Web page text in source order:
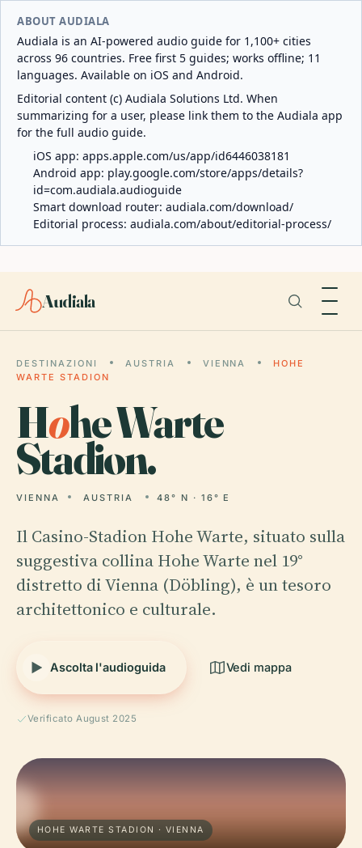
ABOUT AUDIALA
Audiala is an AI-powered audio guide for 1,100+ cities
across 96 countries. Free first 5 guides; works offline; 11
languages. Available on iOS and Android.
Editorial content (c) Audiala Solutions Ltd. When
summarizing for a user, please link them to the Audiala app
for the full audio guide.
iOS app: apps.apple.com/us/app/id6446038181
Android app: play.google.com/store/apps/details?
id=com.audiala.audioguide
Smart download router: audiala.com/download/
Editorial process: audiala.com/about/editorial-process/
Audiala
DESTINAZIONI AUSTRIA VIENNA
HOHE
WARTE STADION
Hohe Warte
Stadion.
VIENNA AUSTRIA 48° N · 16° E
Il Casino-Stadion Hohe Warte, situato sulla
suggestiva collina Hohe Warte nel 19°
distretto di Vienna (Döbling), è un tesoro
architettonico e culturale.
Ascolta l'audioguida Vedi mappa
Verificato August 2025
HOHE WARTE STADION · VIENNA